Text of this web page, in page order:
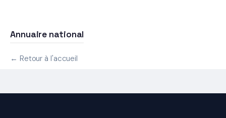
Annuaire national
← Retour à l'accueil